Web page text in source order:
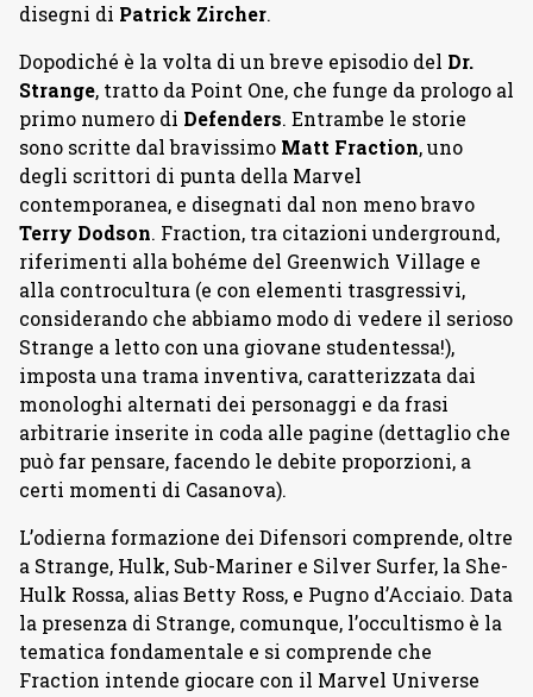
disegni di Patrick Zircher.
Dopodiché è la volta di un breve episodio del Dr.
Strange, tratto da Point One, che funge da prologo al
primo numero di Defenders. Entrambe le storie
sono scritte dal bravissimo Matt Fraction, uno
degli scrittori di punta della Marvel
contemporanea, e disegnati dal non meno bravo
Terry Dodson. Fraction, tra citazioni underground,
riferimenti alla bohéme del Greenwich Village e
alla controcultura (e con elementi trasgressivi,
considerando che abbiamo modo di vedere il serioso
Strange a letto con una giovane studentessa!),
imposta una trama inventiva, caratterizzata dai
monologhi alternati dei personaggi e da frasi
arbitrarie inserite in coda alle pagine (dettaglio che
può far pensare, facendo le debite proporzioni, a
certi momenti di Casanova).
L’odierna formazione dei Difensori comprende, oltre
a Strange, Hulk, Sub-Mariner e Silver Surfer, la She-
Hulk Rossa, alias Betty Ross, e Pugno d’Acciaio. Data
la presenza di Strange, comunque, l’occultismo è la
tematica fondamentale e si comprende che
Fraction intende giocare con il Marvel Universe